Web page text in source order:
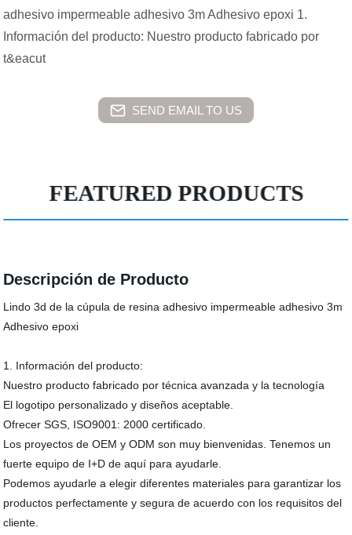
adhesivo impermeable adhesivo 3m Adhesivo epoxi 1.
Información del producto: Nuestro producto fabricado por
t&eacut
SEND EMAIL TO US
FEATURED PRODUCTS
Descripción de Producto
Lindo 3d de la cúpula de resina adhesivo impermeable adhesivo 3m
Adhesivo epoxi
1. Información del producto:
Nuestro producto fabricado por técnica avanzada y la tecnología
El logotipo personalizado y diseños aceptable.
Ofrecer SGS, ISO9001: 2000 certificado.
Los proyectos de OEM y ODM son muy bienvenidas. Tenemos un
fuerte equipo de I+D de aquí para ayudarle.
Podemos ayudarle a elegir diferentes materiales para garantizar los
productos perfectamente y segura de acuerdo con los requisitos del
cliente.